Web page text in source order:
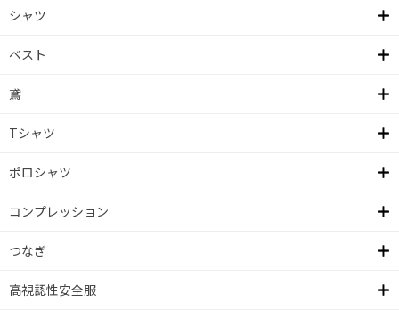
シャツ
ベスト
鳶
Tシャツ
ポロシャツ
コンプレッション
つなぎ
高視認性安全服